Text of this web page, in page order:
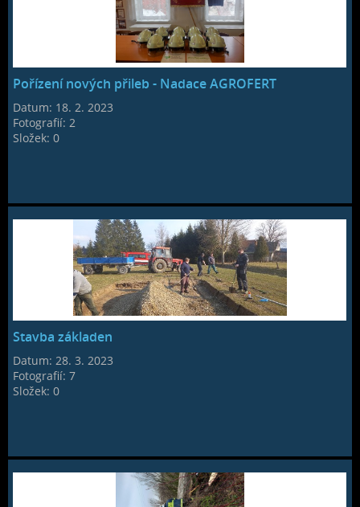
Pořízení nových přileb - Nadace AGROFERT
Datum: 18. 2. 2023
Fotografií:2
Složek:0
Stavba základen
Datum:28. 3. 2023
Fotografií:7
Složek:0